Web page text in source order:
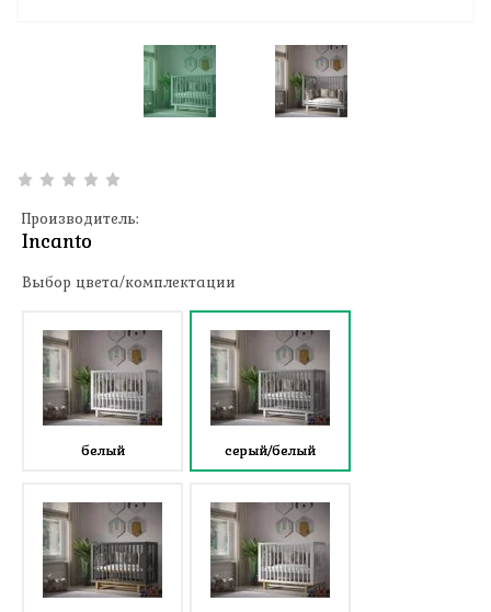
Производитель:
Incanto
Выбор цвета/комплектации
белый серый/белый